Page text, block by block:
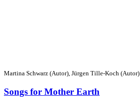
Martina Schwarz (Autor), Jürgen Tille-Koch (Autor)
Songs for Mother Earth